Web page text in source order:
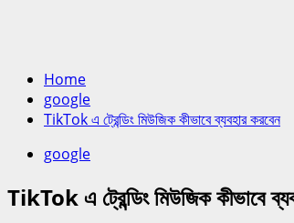
Home
google
TikTok এ ট্রেন্ডিং মিউজিক কীভাবে ব্যবহার করবেন
google
TikTok এ ট্রেন্ডিং মিউজিক কীভাবে